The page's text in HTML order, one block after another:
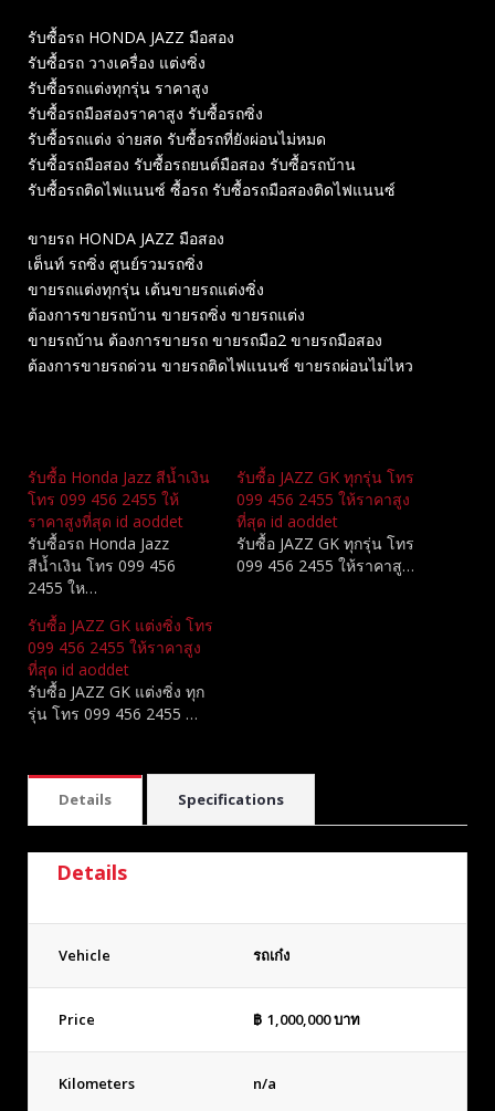
รับซื้อรถ HONDA JAZZ มือสอง
รับซื้อรถ วางเครื่อง แต่งซิ่ง
รับซื้อรถแต่งทุกรุ่น ราคาสูง
รับซื้อรถมือสองราคาสูง รับซื้อรถซิ่ง
รับซื้อรถแต่ง จ่ายสด รับซื้อรถที่ยังผ่อนไม่หมด
รับซื้อรถมือสอง รับซื้อรถยนต์มือสอง รับซื้อรถบ้าน
รับซื้อรถติดไฟแนนซ์ ซื้อรถ รับซื้อรถมือสองติดไฟแนนซ์
ขายรถ HONDA JAZZ มือสอง
เต็นท์ รถซิ่ง ศูนย์รวมรถซิ่ง
ขายรถแต่งทุกรุ่น เต้นขายรถแต่งซิ่ง
ต้องการขายรถบ้าน ขายรถซิ่ง ขายรถแต่ง
ขายรถบ้าน ต้องการขายรถ ขายรถมือ2 ขายรถมือสอง
ต้องการขายรถด่วน ขายรถติดไฟแนนซ์ ขายรถผ่อนไม่ไหว
รับซื้อ Honda Jazz สีน้ำเงิน
โทร 099 456 2455 ให้
ราคาสูงที่สุด id aoddet
รับซื้อรถ Honda Jazz
สีน้ำเงิน โทร 099 456
2455 ให…
รับซื้อ JAZZ GK ทุกรุ่น โทร
099 456 2455 ให้ราคาสูง
ที่สุด id aoddet
รับซื้อ JAZZ GK ทุกรุ่น โทร
099 456 2455 ให้ราคาสู…
รับซื้อ JAZZ GK แต่งซิ่ง โทร
099 456 2455 ให้ราคาสูง
ที่สุด id aoddet
รับซื้อ JAZZ GK แต่งซิ่ง ทุก
รุ่น โทร 099 456 2455 …
Details Specifications
Details
Vehicle รถเก๋ง
Price ฿ 1,000,000บาท
Kilometers n/a